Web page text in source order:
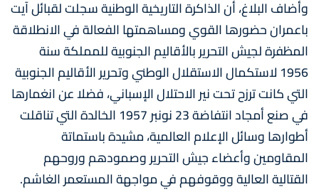
وأضاف البلاغ، أن الذاكرة التاريخية الوطنية سجلت لقبائل آيت
باعمران حضورها القوي ومساهمتها الفعالة في الانطلاقة
المظفرة لجيش التحرير بالأقاليم الجنوبية للمملكة سنة
1956 لاستكمال الاستقلال الوطني وتحرير الأقاليم الجنوبية
التي كانت ترزح تحت نير الاحتلال الإسباني، فضلا عن انغمارها
في صنع أمجاد انتفاضة 23 نونبر 1957 الخالدة التي تناقلت
أطوارها وسائل الإعلام العالمية، مشيدة باستماتة
المقاومين وأعضاء جيش التحرير وصمودهم وروحهم
القتالية العالية ووقوفهم في مواجهة المستعمر الغاشم.